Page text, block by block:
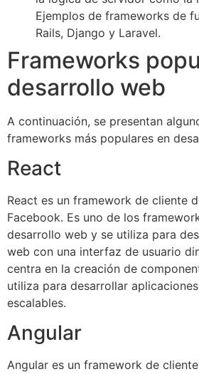
Ejemplos de frameworks de
Rails, Django y Laravel.
Frameworks
desarrollo web
A continuación, se presentan
frameworks más populares en
React
React es un framework de cliente
Facebook. Es uno de los
desarrollo web y se utiliza para
web con una interfaz de usuario
centra en la creación de
utiliza para desarrollar
escalables.
Angular
Angular es un framework de